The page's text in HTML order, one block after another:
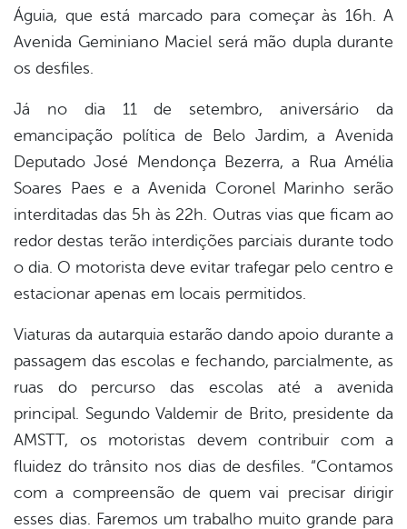
Águia, que está marcado para começar às 16h. A
Avenida Geminiano Maciel será mão dupla durante
os desfiles.
Já no dia 11 de setembro, aniversário da
emancipação política de Belo Jardim, a Avenida
Deputado José Mendonça Bezerra, a Rua Amélia
Soares Paes e a Avenida Coronel Marinho serão
interditadas das 5h às 22h. Outras vias que ficam ao
redor destas terão interdições parciais durante todo
o dia. O motorista deve evitar trafegar pelo centro e
estacionar apenas em locais permitidos.
Viaturas da autarquia estarão dando apoio durante a
passagem das escolas e fechando, parcialmente, as
ruas do percurso das escolas até a avenida
principal. Segundo Valdemir de Brito, presidente da
AMSTT, os motoristas devem contribuir com a
fluidez do trânsito nos dias de desfiles. “Contamos
com a compreensão de quem vai precisar dirigir
esses dias. Faremos um trabalho muito grande para